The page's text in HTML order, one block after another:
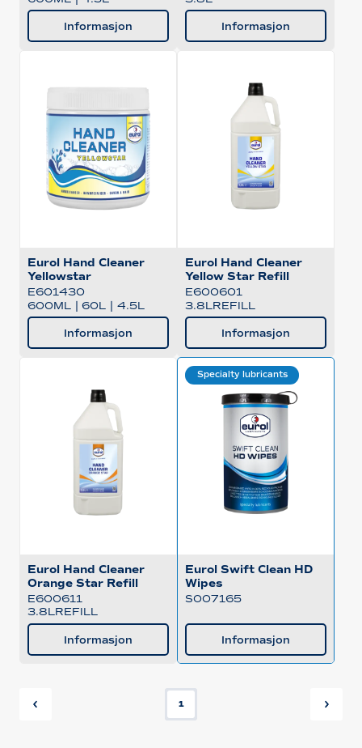
Informasjon Informasjon
Eurol Hand Cleaner
Yellowstar
E601430
600ML | 60L | 4.5L
Informasjon
Eurol Hand Cleaner
Yellow Star Refill
E600601
3.8LREFILL
Informasjon
Eurol Hand Cleaner
Orange Star Refill
E600611
3.8LREFILL
Informasjon
Specialty lubricants
Eurol Swift Clean HD
Wipes
S007165
Informasjon
1